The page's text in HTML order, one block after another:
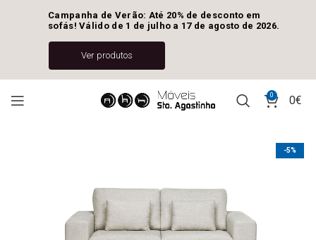
0 0€
-5%
Campanha de Verão: Até 20% de desconto em
sofás! Válido de 1 de julho a 17 de agosto de 2026.
Ver produtos